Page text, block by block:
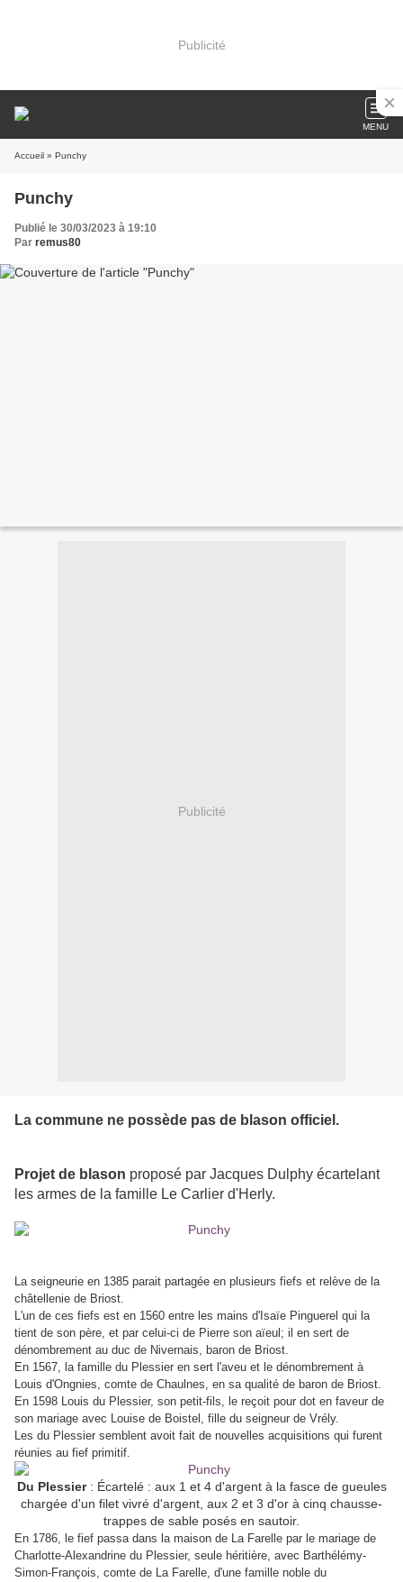
Publicité
MENU
Accueil » Punchy
Punchy
Publié le 30/03/2023 à 19:10
Par remus80
Publicité
La commune ne possède pas de blason officiel.
Projet de blason proposé par Jacques Dulphy écartelant
les armes de la famille Le Carlier d'Herly.
La seigneurie en 1385 parait partagée en plusieurs fiefs et relève de la
châtellenie de Briost.
L'un de ces fiefs est en 1560 entre les mains d'Isaïe Pinguerel qui la
tient de son père, et par celui-ci de Pierre son aïeul; il en sert de
dénombrement au duc de Nivernais, baron de Briost.
En 1567, la famille du Plessier en sert l'aveu et le dénombrement à
Louis d'Ongnies, comte de Chaulnes, en sa qualité de baron de Briost.
En 1598 Louis du Plessier, son petit-fils, le reçoit pour dot en faveur de
son mariage avec Louise de Boistel, fille du seigneur de Vrély.
Les du Plessier semblent avoit fait de nouvelles acquisitions qui furent
réunies au fief primitif.
Du Plessier: Écartelé : aux 1 et 4 d'argent à la fasce de gueules
chargée d'un filet vivré d'argent, aux 2 et 3 d'or à cinq chausse-
trappes de sable posés en sautoir.
En 1786, le fief passa dans la maison de La Farelle par le mariage de
Charlotte-Alexandrine du Plessier, seule héritière, avec Barthélémy-
Simon-François, comte de La Farelle, d'une famille noble du